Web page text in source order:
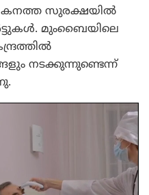
കനത്ത സുരക്ഷയിൽ
മുംബൈയിലെ
നടക്കുന്നുണ്ടെന്ന്